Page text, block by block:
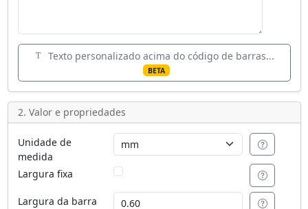
BETA
2. Valor e propriedades
Unidade de
medida
Largura fixa
Largura da barra